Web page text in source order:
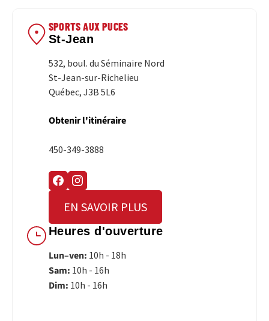
SPORTS AUX PUCES
St-Jean
532, boul. du Séminaire Nord
St-Jean-sur-Richelieu
Québec, J3B 5L6
Obtenir l'itinéraire
450-349-3888
EN SAVOIR PLUS
Heures d'ouverture
Lun–ven: 10h - 18h
Sam: 10h - 16h
Dim: 10h - 16h